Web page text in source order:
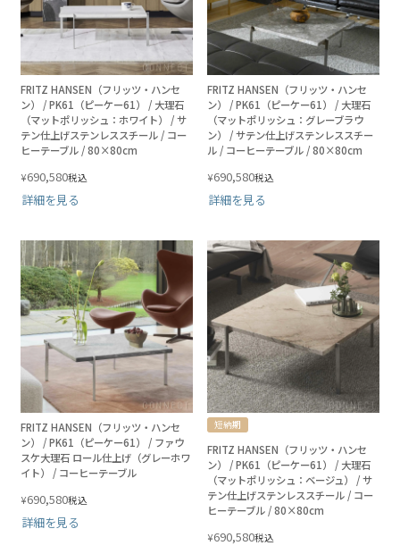
FRITZ HANSEN（フリッツ・ハンセ
ン） / PK61（ピーケー61） / 大理石
（マットポリッシュ：ホワイト） / サ
テン仕上げステンレススチール / コー
ヒーテーブル / 80×80cm
¥690,580税込
詳細を見る
FRITZ HANSEN（フリッツ・ハンセ
ン） / PK61（ピーケー61） / 大理石
（マットポリッシュ：グレーブラウ
ン） / サテン仕上げステンレススチー
ル / コーヒーテーブル / 80×80cm
¥690,580税込
詳細を見る
FRITZ HANSEN（フリッツ・ハンセ
ン） / PK61（ピーケー61） / ファウ
スケ大理石 ロール仕上げ（グレーホワ
イト） / コーヒーテーブル
¥690,580税込
詳細を見る
短納期
FRITZ HANSEN（フリッツ・ハンセ
ン） / PK61（ピーケー61） / 大理石
（マットポリッシュ：ベージュ） / サ
テン仕上げステンレススチール / コー
ヒーテーブル / 80×80cm
¥690,580税込